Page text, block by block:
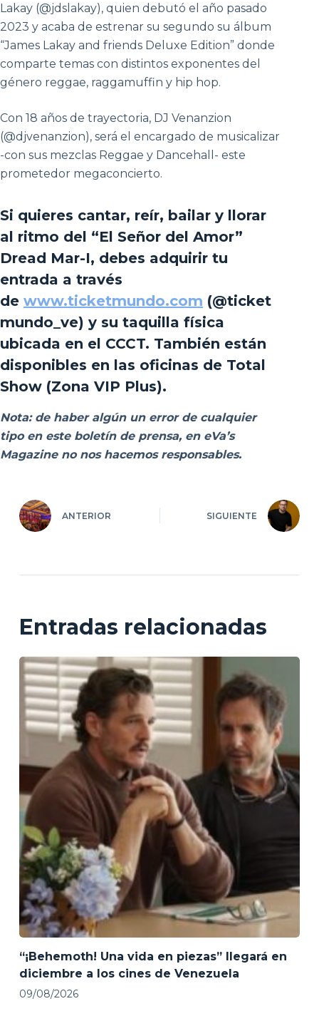
Lakay (@jdslakay), quien debutó el año pasado
2023 y acaba de estrenar su segundo su álbum
“James Lakay and friends Deluxe Edition” donde
comparte temas con distintos exponentes del
género reggae, raggamuffin y hip hop.
Con 18 años de trayectoria, DJ Venanzion
(@djvenanzion), será el encargado de musicalizar
-con sus mezclas Reggae y Dancehall- este
prometedor megaconcierto.
Si quieres cantar, reír, bailar y llorar
al ritmo del “El Señor del Amor”
Dread Mar-I, debes adquirir tu
entrada a través
de www.ticketmundo.com (@ticket
mundo_ve) y su taquilla física
ubicada en el CCCT. También están
disponibles en las oficinas de Total
Show (Zona VIP Plus).
Nota: de haber algún un error de cualquier
tipo en este boletín de prensa, en eVa’s
Magazine no nos hacemos responsables.
ANTERIOR SIGUIENTE
Entradas relacionadas
“¡Behemoth! Una vida en piezas” llegará en
diciembre a los cines de Venezuela
09/08/2026